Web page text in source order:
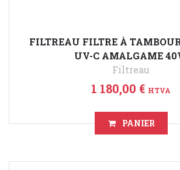
FILTREAU FILTRE À
UV-C AMALGAME
Filtreau
1 180,00 € HTVA
PANIER